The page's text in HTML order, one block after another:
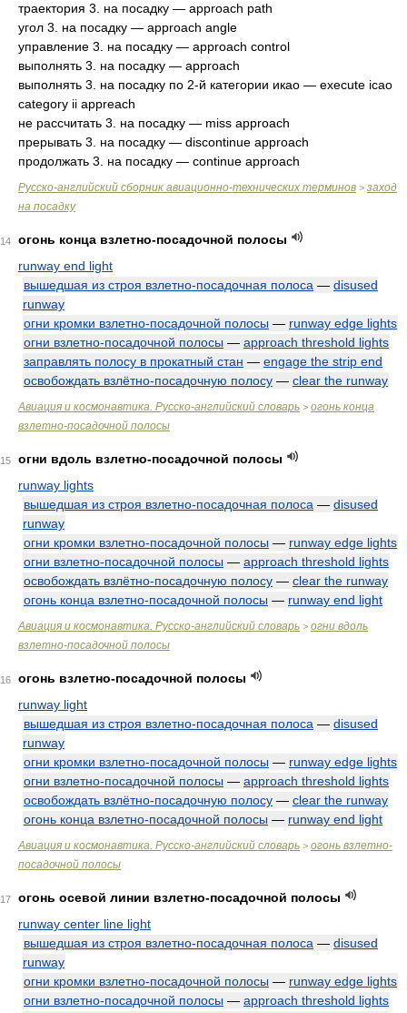
траектория 3. на посадку — approach path
угол 3. на посадку — approach angle
управление 3. на посадку — approach control
выполнять 3. на посадку — approach
выполнять 3. на посадку по 2-й категории икао — execute icao
category ii арpreach
не рассчитать 3. на посадку — miss approach
прерывать 3. на посадку — discontinue approach
продолжать 3. на посадку — continue approach
Русско-английский сборник авиационно-технических терминов > заход
на посадку
14
огонь конца взлетно-посадочной полосы
runway end light
вышедшая из строя взлетно-посадочная полоса — disused
runway
огни кромки взлетно-посадочной полосы — runway edge lights
огни взлетно-посадочной полосы — approach threshold lights
заправлять полосу в прокатный стан — engage the strip end
освобождать взлётно-посадочную полосу — clear the runway
Авиация и космонавтика. Русско-английский словарь > огонь конца
взлетно-посадочной полосы
15
огни вдоль взлетно-посадочной полосы
runway lights
вышедшая из строя взлетно-посадочная полоса — disused
runway
огни кромки взлетно-посадочной полосы — runway edge lights
огни взлетно-посадочной полосы — approach threshold lights
освобождать взлётно-посадочную полосу — clear the runway
огонь конца взлетно-посадочной полосы — runway end light
Авиация и космонавтика. Русско-английский словарь > огни вдоль
взлетно-посадочной полосы
16
огонь взлетно-посадочной полосы
runway light
вышедшая из строя взлетно-посадочная полоса — disused
runway
огни кромки взлетно-посадочной полосы — runway edge lights
огни взлетно-посадочной полосы — approach threshold lights
освобождать взлётно-посадочную полосу — clear the runway
огонь конца взлетно-посадочной полосы — runway end light
Авиация и космонавтика. Русско-английский словарь > огонь взлетно-
посадочной полосы
17
огонь осевой линии взлетно-посадочной полосы
runway center line light
вышедшая из строя взлетно-посадочная полоса — disused
runway
огни кромки взлетно-посадочной полосы — runway edge lights
огни взлетно-посадочной полосы — approach threshold lights